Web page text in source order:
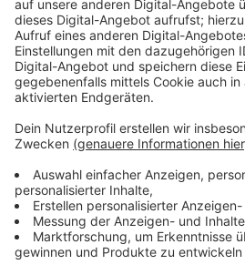
Albums, das insgesamt mit 15
beinhaltet unter anderem die
Wait" in Kollaboration mit David
Über das neue Album erklärt
namens 'West Coast', den wir
Dieser Song führte in den
Reihe von anderen, die zusammen
aber wir sammelten weiter Songs
weiter; wie wir es tun, in